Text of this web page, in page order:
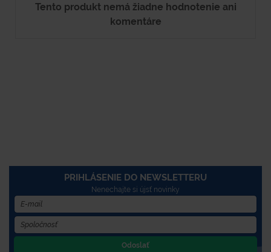
Tento produkt nemá žiadne hodnotenie ani
komentáre
PRIHLÁSENIE DO NEWSLETTERU
Nenechajte si újsť novinky
Odoslať